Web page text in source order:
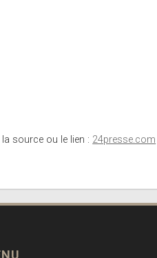
source ou le lien : 24presse.com